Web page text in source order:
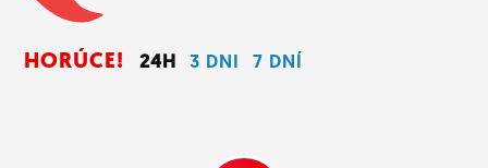
HORÚCE! 24H 3 DNI 7 DNÍ